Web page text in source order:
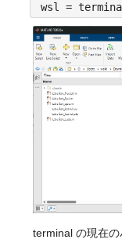
wsl =
terminal の現在の